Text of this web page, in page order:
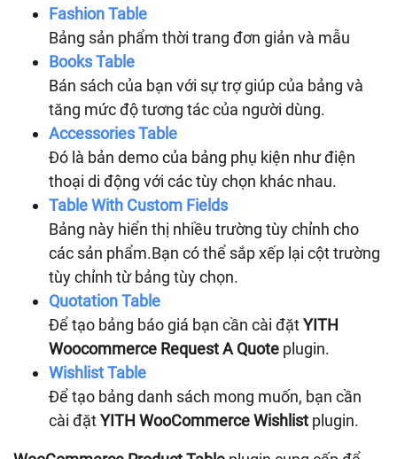
Fashion Table
Bảng sản phẩm thời trang đơn giản và mẫu
Books Table
Bán sách của bạn với sự trợ giúp của bảng và
tăng mức độ tương tác của người dùng.
Accessories Table
Đó là bản demo của bảng phụ kiện như điện
thoại di động với các tùy chọn khác nhau.
Table With Custom Fields
Bảng này hiển thị nhiều trường tùy chỉnh cho
các sản phẩm.Bạn có thể sắp xếp lại cột trường
tùy chỉnh từ bảng tùy chọn.
Quotation Table
Để tạo bảng báo giá bạn cần cài đặtYITH
Woocommerce Request A Quote plugin.
Wishlist Table
Để tạo bảng danh sách mong muốn, bạn cần
cài đặtYITH WooCommerce Wishlist plugin.